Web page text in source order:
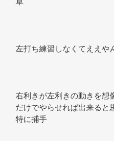
左打ち練習しなくてええや
右利きが左利きの動きを想
だけでやらせれば出来ると
特に捕手